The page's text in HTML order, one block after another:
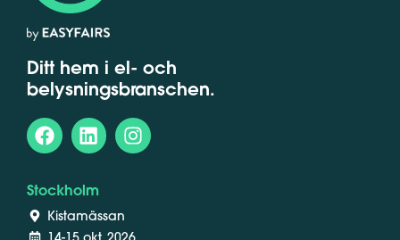
Ditt hem i el- och
belysningsbranschen.
Stockholm
Kistamässan